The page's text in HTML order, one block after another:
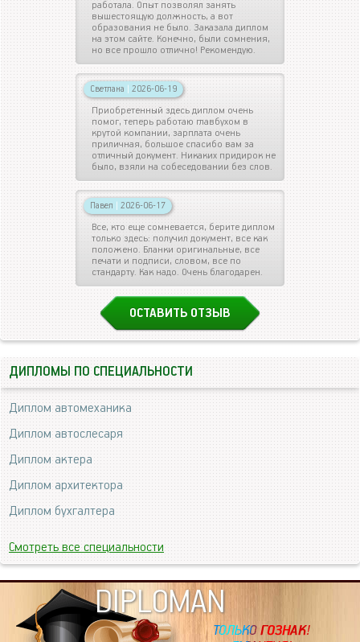
работала. Опыт позволял занять
вышестоящую должность, а вот
образования не было. Заказала диплом
на этом сайте. Конечно, были сомнения,
но все прошло отлично! Рекомендую.
Светлана | 2026-06-19
Приобретенный здесь диплом очень
помог, теперь работаю главбухом в
крутой компании, зарплата очень
приличная, большое спасибо вам за
отличный документ. Никаких придирок не
было, взяли на собеседовании без слов.
Павел | 2026-06-17
Все, кто еще сомневается, берите диплом
только здесь: получил документ, все как
положено. Бланки оригинальные, все
печати и подписи, словом, все по
стандарту. Как надо. Очень благодарен.
ОСТАВИТЬ ОТЗЫВ
ДИПЛОМЫ ПО СПЕЦИАЛЬНОСТИ
Диплом автомеханика
Диплом автослесаря
Диплом актера
Диплом архитектора
Диплом бухгалтера
Смотреть все специальности
DIPLOMAN